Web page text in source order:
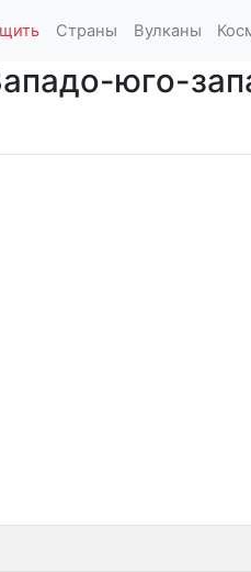
Страны Вулканы
юго-